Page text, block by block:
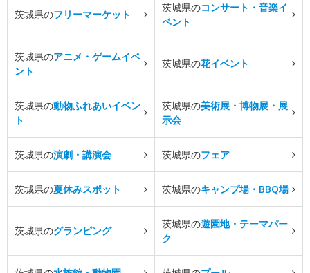
茨城県のフリーマーケット
茨城県のコンサート・音楽イ
ベント
茨城県のアニメ・ゲームイベ
ント
茨城県の花イベント
茨城県の動物ふれあいイベン
ト
茨城県の美術展・博物展・展
示会
茨城県の演劇・講演会 茨城県のフェア
茨城県の夏休みスポット 茨城県のキャンプ場・BBQ場
茨城県のグランピング
茨城県の遊園地・テーマパー
ク